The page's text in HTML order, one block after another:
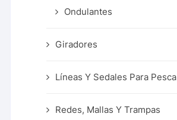
Ondulantes
Giradores
Líneas Y Sedales Para Pesca
Redes, Mallas Y Trampas